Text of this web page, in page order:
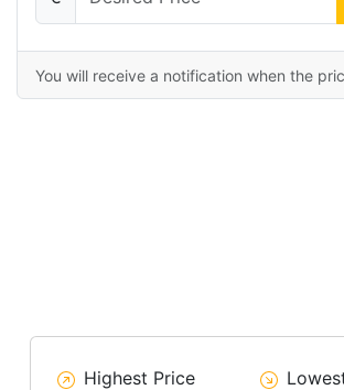
You will receive a notification when the
Highest Price